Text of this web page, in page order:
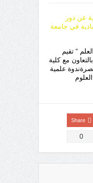
“ تقيم
مع كلية
علمية
Share
0